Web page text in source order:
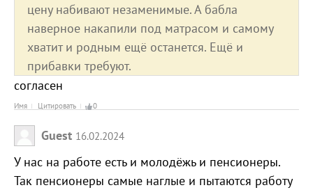
цену набивают незаменимые. А бабла
наверное накапили под матрасом и самому
хватит и родным ещё останется. Ещё и
прибавки требуют.
согласен
Имя Цитировать 0
Guest 16.02.2024
У нас на работе есть и молодёжь и пенсионеры.
Так пенсионеры самые наглые и пытаются работу